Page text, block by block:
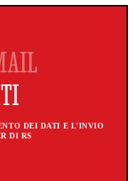
DEI DATI E L'INVIO
DI RS